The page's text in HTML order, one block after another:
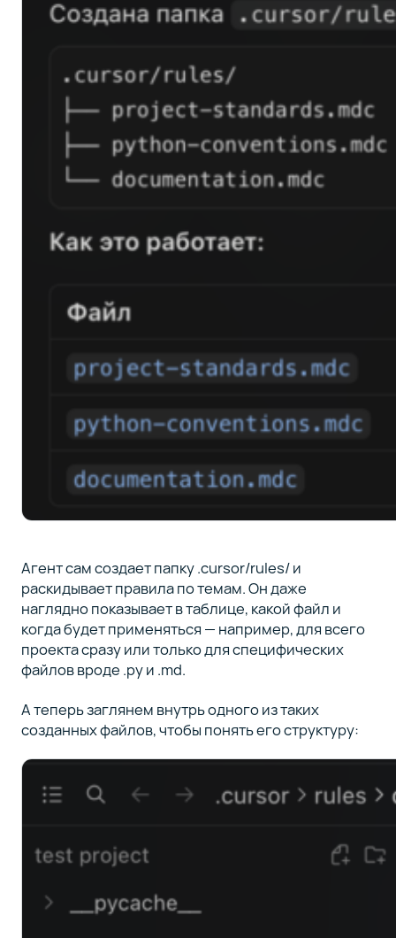
Агент сам создает папку .cursor/rules/ и
раскидывает правила по темам. Он даже
наглядно показывает в таблице, какой файл и
когда будет применяться — например, для всего
проекта сразу или только для специфических
файлов вроде .py и .md.
А теперь заглянем внутрь одного из таких
созданных файлов, чтобы понять его структуру: